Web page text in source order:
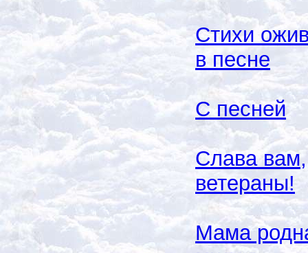
Стихи
в песне
С песней
Слава вам,
ветераны!
Мама